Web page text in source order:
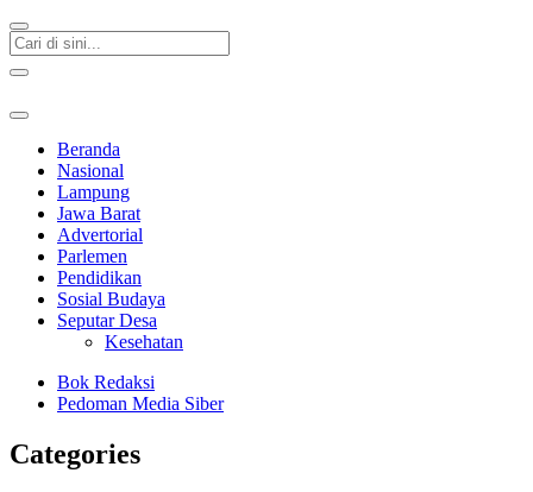
Beranda
Nasional
Lampung
Jawa Barat
Advertorial
Parlemen
Pendidikan
Sosial Budaya
Seputar Desa
Kesehatan
Bok Redaksi
Pedoman Media Siber
Categories